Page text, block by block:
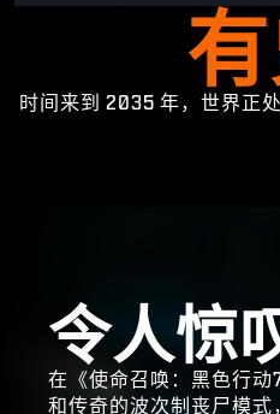
时间来到 2035 年，世界正
令人惊
在《使命召唤：黑色行
和传奇的波次制丧尸模式